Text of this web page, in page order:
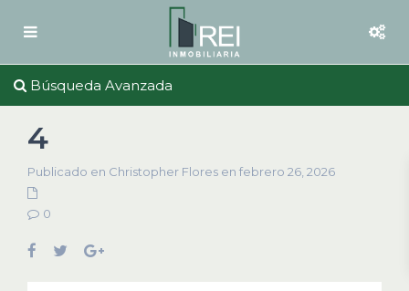
Búsqueda Avanzada
4
Publicado en Christopher Flores en febrero 26, 2026
0